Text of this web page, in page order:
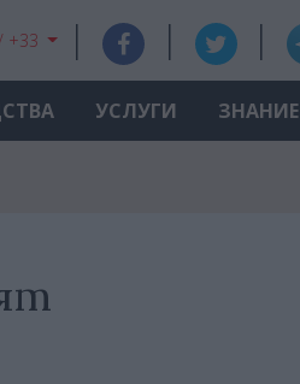
+33
УСЛУГИ ЗНАНИЕ